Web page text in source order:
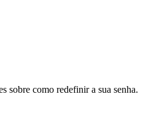
sobre como redefinir a sua senha.